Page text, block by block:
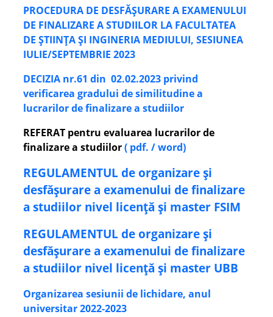
PROCEDURA DE DESFĂȘURARE A EXAMENULUI
DE FINALIZARE A STUDIILOR LA FACULTATEA
DE ȘTIINȚA ȘI INGINERIA MEDIULUI, SESIUNEA
IULIE/SEPTEMBRIE 2023
DECIZIA nr.61 din 02.02.2023 privind
verificarea gradului de similitudine a
lucrarilor de finalizare a studiilor
REFERAT pentru evaluarea lucrarilor de
finalizare a studiilor( pdf. /word)
REGULAMENTUL de organizare și
desfășurare a examenului de finalizare
a studiilor nivel licență și master FSIM
REGULAMENTUL de organizare și
desfășurare a examenului de finalizare
a studiilor nivel licență și master UBB
Organizarea sesiunii de lichidare, anul
universitar 2022-2023